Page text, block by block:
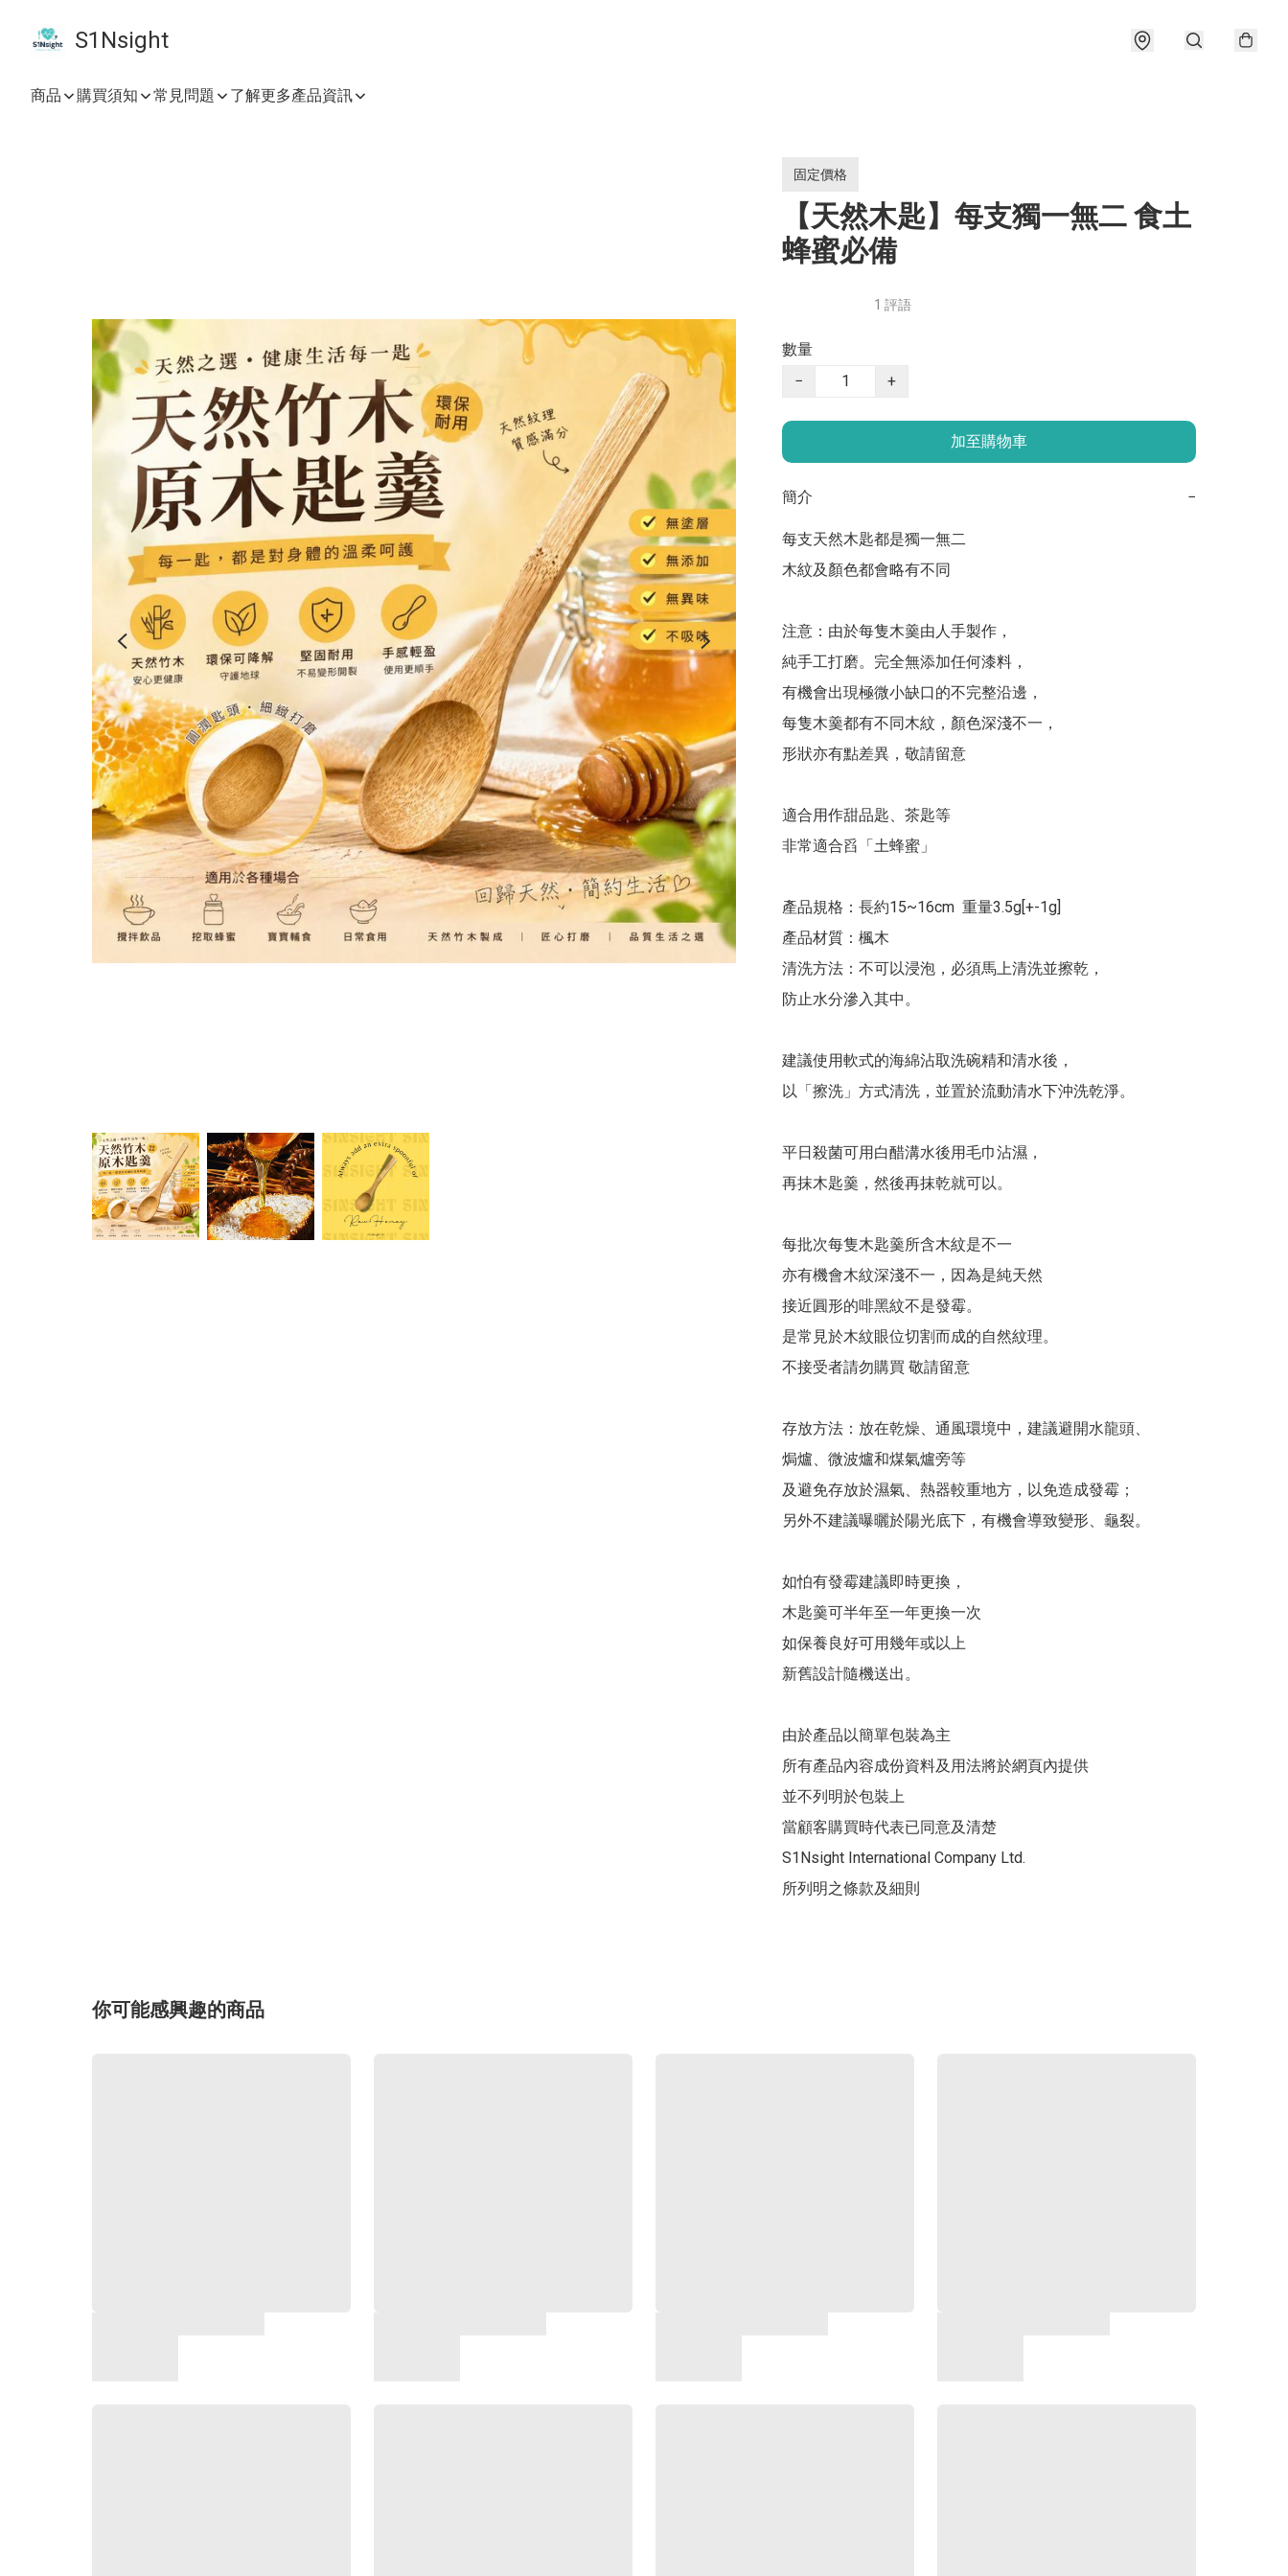
S1Nsight
商品 購買須知 常見問題 了解更多產品資訊
固定價格
【天然木匙】每支獨一無二 食土
蜂蜜必備
1 評語
數量
−
+
加至購物車
簡介 −
每支天然木匙都是獨一無二
木紋及顏色都會略有不同
注意：由於每隻木羹由人手製作，
純手工打磨。完全無添加任何漆料，
有機會出現極微小缺口的不完整沿邊，
每隻木羹都有不同木紋，顏色深淺不一，
形狀亦有點差異，敬請留意
適合用作甜品匙、茶匙等
非常適合舀「土蜂蜜」
產品規格：長約15~16cm  重量3.5g[+-1g]
產品材質：楓木
清洗方法：不可以浸泡，必須馬上清洗並擦乾，
防止水分滲入其中。
建議使用軟式的海綿沾取洗碗精和清水後，
以「擦洗」方式清洗，並置於流動清水下沖洗乾淨。
平日殺菌可用白醋溝水後用毛巾沾濕，
再抹木匙羹，然後再抹乾就可以。
每批次每隻木匙羹所含木紋是不一
亦有機會木紋深淺不一，因為是純天然
接近圓形的啡黑紋不是發霉。
是常見於木紋眼位切割而成的自然紋理。
不接受者請勿購買 敬請留意
存放方法：放在乾燥、通風環境中，建議避開水龍頭、
焗爐、微波爐和煤氣爐旁等
及避免存放於濕氣、熱器較重地方，以免造成發霉；
另外不建議曝曬於陽光底下，有機會導致變形、龜裂。
如怕有發霉建議即時更換，
木匙羹可半年至一年更換一次
如保養良好可用幾年或以上
新舊設計隨機送出。
由於產品以簡單包裝為主
所有產品內容成份資料及用法將於網頁內提供
並不列明於包裝上
當顧客購買時代表已同意及清楚
S1Nsight International Company Ltd.
所列明之條款及細則
你可能感興趣的商品